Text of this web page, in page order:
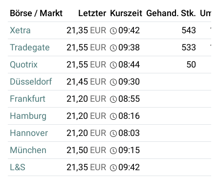
Börse / Markt Letzter Kurszeit Gehand. Stk.
Xetra
21,35 EUR 09:42 543
Tradegate
21,55 EUR 09:38 533
Quotrix
21,55 EUR 08:44 50
Düsseldorf
21,45 EUR
09:30
Frankfurt
21,20 EUR
08:55
Hamburg
21,20 EUR
08:16
Hannover
21,20 EUR
08:03
München
21,50 EUR
09:15
L&S
21,35 EUR
09:42